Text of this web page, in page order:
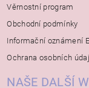
Věrnostní program
Obchodní podmínky
Informační oznámení
Ochrana osobních
NAŠE DALŠÍ